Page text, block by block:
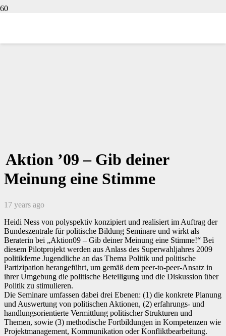
Aktion ’09 – Gib deiner
Meinung eine Stimme
17 years ago
Heidi Ness von polyspektiv konzipiert und realisiert im Auftrag der
Bundeszentrale für politische Bildung Seminare und wirkt als
Beraterin bei „Aktion09 – Gib deiner Meinung eine Stimme!“ Bei
diesem Pilotprojekt werden aus Anlass des Superwahljahres 2009
politikferne Jugendliche an das Thema Politik und politische
Partizipation herangeführt, um gemäß dem peer-to-peer-Ansatz in
ihrer Umgebung die politische Beteiligung und die Diskussion über
Politik zu stimulieren.
Die Seminare umfassen dabei drei Ebenen: (1) die konkrete Planung
und Auswertung von politischen Aktionen, (2) erfahrungs- und
handlungsorientierte Vermittlung politischer Strukturen und
Themen, sowie (3) methodische Fortbildungen in Kompetenzen wie
Projektmanagement, Kommunikation oder Konfliktbearbeitung.